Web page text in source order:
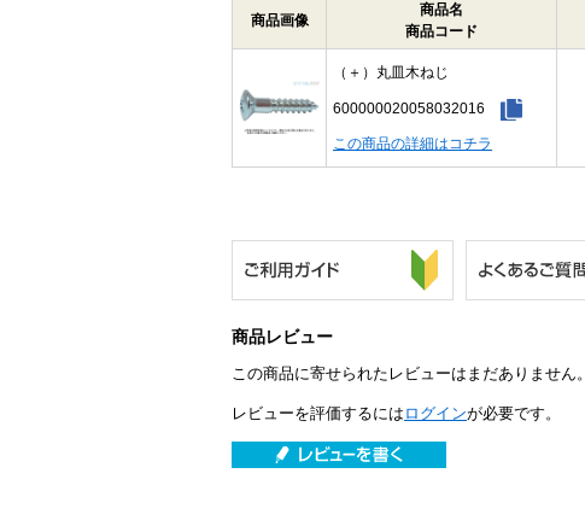
商品画像
商品名
商品コード
（＋）丸皿木ねじ
600000020058032016
この商品の詳細はコチラ
商品レビュー
この商品に寄せられたレビューはまだありません。
レビューを評価するには ログインが必要です。